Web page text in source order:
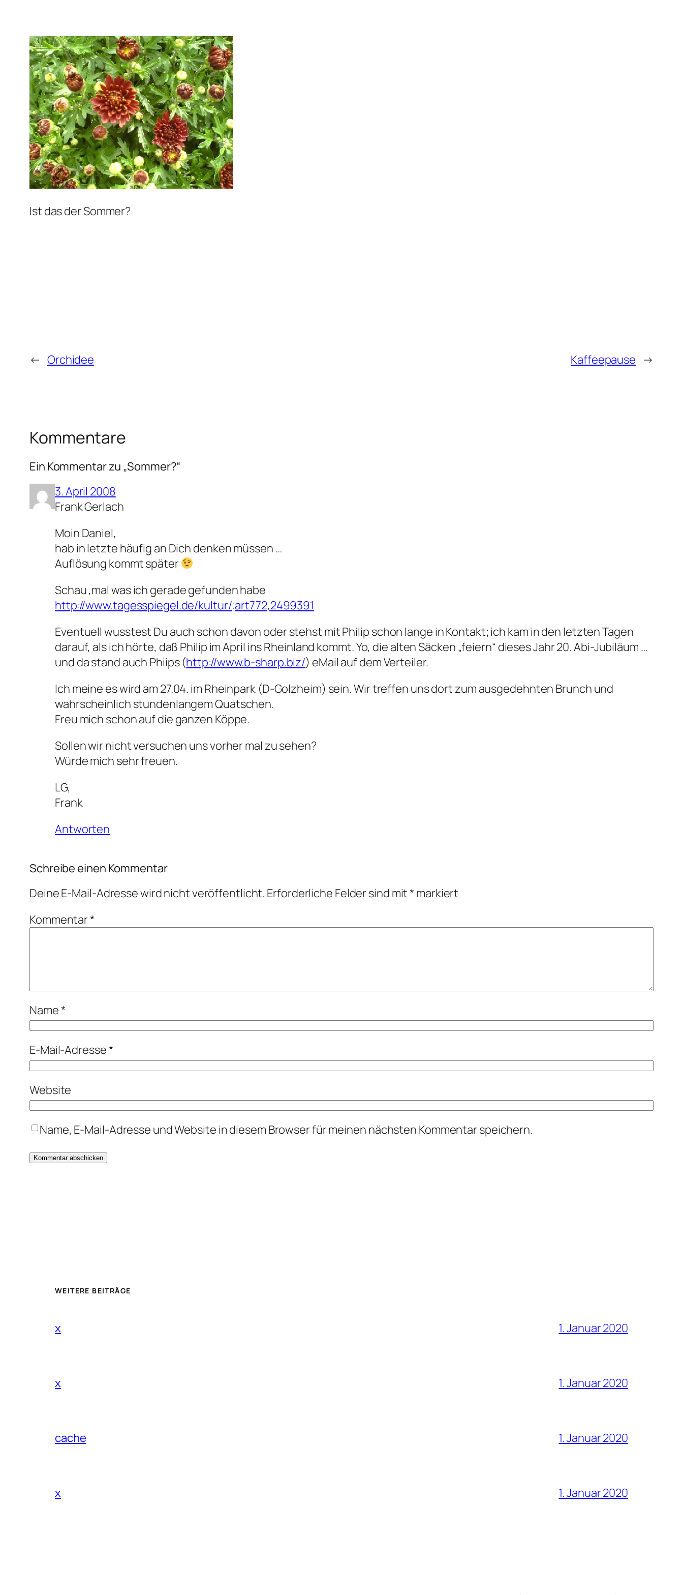
Ist das der Sommer?
← Orchidee Kaffeepause →
Kommentare
Ein Kommentar zu „Sommer?“
3. April 2008
Frank Gerlach
Moin Daniel,
hab in letzte häufig an Dich denken müssen …
Auflösung kommt später
Schau ‚mal was ich gerade gefunden habe
http://www.tagesspiegel.de/kultur/;art772,2499391
Eventuell wusstest Du auch schon davon oder stehst mit Philip schon lange in Kontakt; ich kam in den letzten Tagen
darauf, als ich hörte, daß Philip im April ins Rheinland kommt. Yo, die alten Säcken „feiern“ dieses Jahr 20. Abi-Jubiläum …
und da stand auch Phiips (http://www.b-sharp.biz/) eMail auf dem Verteiler.
Ich meine es wird am 27.04. im Rheinpark (D-Golzheim) sein. Wir treffen uns dort zum ausgedehnten Brunch und
wahrscheinlich stundenlangem Quatschen.
Freu mich schon auf die ganzen Köppe.
Sollen wir nicht versuchen uns vorher mal zu sehen?
Würde mich sehr freuen.
LG,
Frank
Antworten
Schreibe einen Kommentar
Deine E-Mail-Adresse wird nicht veröffentlicht. Erforderliche Felder sind mit* markiert
Kommentar*
Name*
E-Mail-Adresse*
Website
Name, E-Mail-Adresse und Website in diesem Browser für meinen nächsten Kommentar speichern.
WEITERE BEITRÄGE
x 1. Januar 2020
x 1. Januar 2020
cache 1. Januar 2020
x 1. Januar 2020